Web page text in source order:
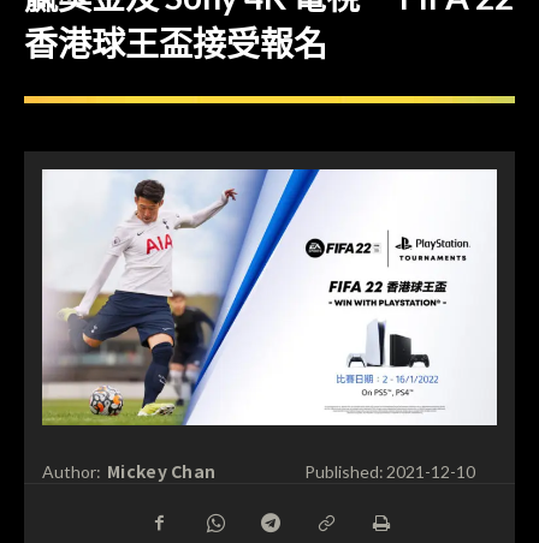
香港球王盃接受報名
Author: Mickey Chan Published: 2021-12-10